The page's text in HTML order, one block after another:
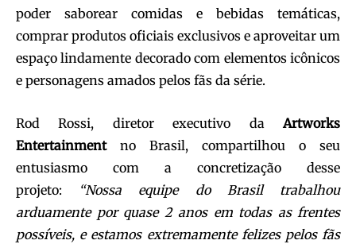
poder saborear comidas e bebidas temáticas,
comprar produtos oficiais exclusivos e aproveitar um
espaço lindamente decorado com elementos icônicos
e personagens amados pelos fãs da série.
Rod Rossi, diretor executivo da Artworks
Entertainment no Brasil, compartilhou o seu
entusiasmo com a concretização desse
projeto:
“Nossa equipe do Brasil trabalhou
arduamente por quase 2 anos em todas as frentes
possíveis, e estamos extremamente felizes pelos fãs